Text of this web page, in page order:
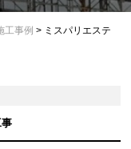
工事例 > ミスパリエステ